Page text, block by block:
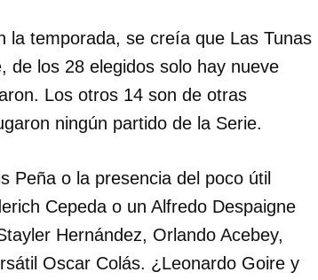
la temporada, se creía que Las Tunas
de los 28 elegidos solo hay nueve
Los otros 14 son de otras
ningún partido de la Serie.
Peña o la presencia del poco útil
Cepeda o un Alfredo Despaigne
Hernández, Orlando Acebey,
Oscar Colás. ¿Leonardo Goire y